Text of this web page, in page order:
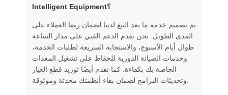
Intelligent Equipment؟
تم تصميم خدمة ما بعد البيع لدينا لضمان رضا العملاء على
المدى الطويل. نحن نقدم الدعم الفني على مدار الساعة
طوال أيام الأسبوع، والاستجابة السريعة لطلبات الخدمة،
وخدمات الصيانة الدورية للحفاظ على تشغيل المعدات
الخاصة بك بكفاءة. كما نقدم أيضًا توريد قطع الغيار